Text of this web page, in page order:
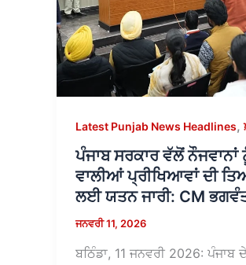
Latest Punjab News Headlines,
ਪੰਜਾਬ ਸਰਕਾਰ ਵੱਲੋਂ ਨੌਜਵਾਨਾਂ
ਵਾਲੀਆਂ ਪ੍ਰੀਖਿਆਵਾਂ ਦੀ
ਲਈ ਯਤਨ ਜਾਰੀ: CM
ਜਨਵਰੀ 11, 2026
ਬਠਿੰਡਾ, 11 ਜਨਵਰੀ 2026: ਪੰਜਾਬ